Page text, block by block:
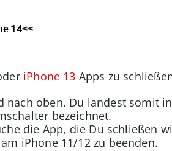
14<<
iPhone 13 Apps zu
oben. Du landest somit
bezeichnet.
die App, die Du schließen
iPhone 11/12 zu beenden.